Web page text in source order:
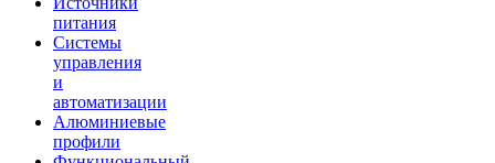
питания
Системы
управления
и
автоматизации
Алюминиевые
профили